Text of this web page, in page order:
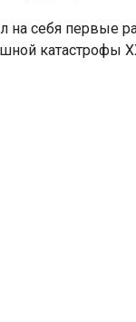
себя пер­вые
катастрофы